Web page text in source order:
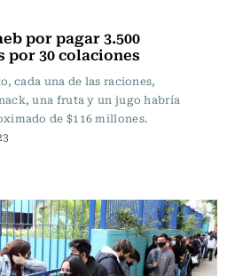
por pagar 3.500
por 30 colaciones
cada una de las raciones,
una fruta y un jugo habría
de $116 millones.